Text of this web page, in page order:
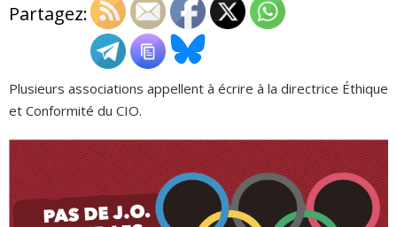
QUI SOMMES-NOUS ?
ADHÉSIONS, DONS, CONTACT
Partagez:
Plusieurs associations appellent à écrire à la directrice Éthique
et Conformité du CIO.